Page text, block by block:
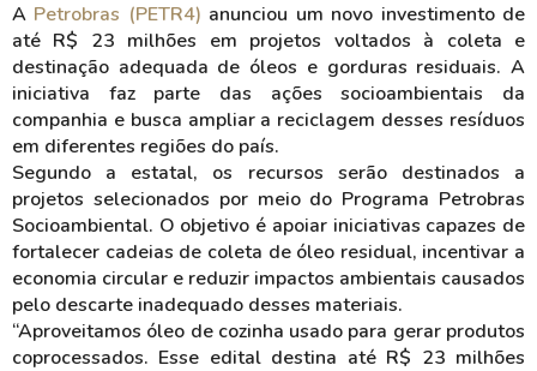
A Petrobras (PETR4) anunciou um novo investimento de
até R$ 23 milhões em projetos voltados à coleta e
destinação adequada de óleos e gorduras residuais. A
iniciativa faz parte das ações socioambientais da
companhia e busca ampliar a reciclagem desses resíduos
em diferentes regiões do país.
Segundo a estatal, os recursos serão destinados a
projetos selecionados por meio do Programa Petrobras
Socioambiental. O objetivo é apoiar iniciativas capazes de
fortalecer cadeias de coleta de óleo residual, incentivar a
economia circular e reduzir impactos ambientais causados
pelo descarte inadequado desses materiais.
“Aproveitamos óleo de cozinha usado para gerar produtos
coprocessados. Esse edital destina até R$ 23 milhões